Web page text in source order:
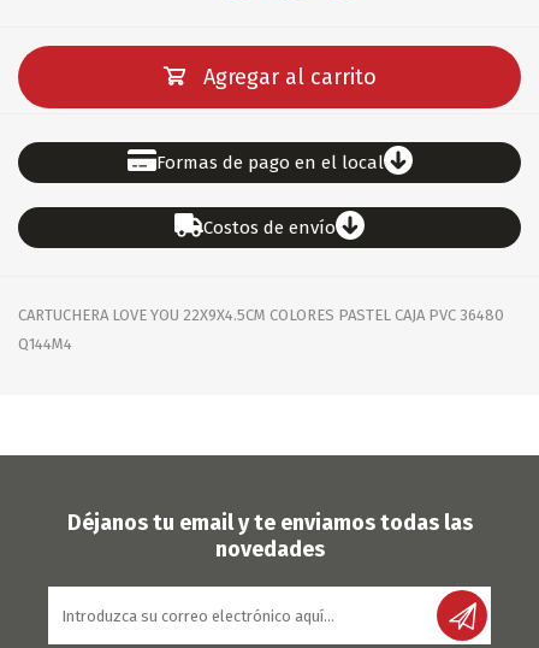
Agregar al carrito
Formas de pago en el local
Costos de envío
CARTUCHERA LOVE YOU 22X9X4.5CM COLORES PASTEL CAJA PVC 36480
Q144M4
Déjanos tu email y te enviamos todas las
novedades